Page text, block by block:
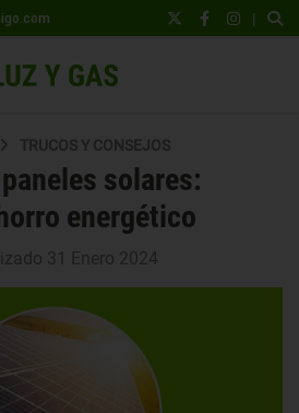
|
TRUCOS Y CONSEJOS
solares:
energético
31 Enero 2024